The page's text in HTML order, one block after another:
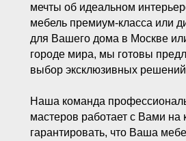
мечты об идеальном
мебель премиум-класса или
для Вашего дома в Москве
городе мира, мы готовы
выбор эксклюзивных
Наша команда
мастеров работает с Вами на
гарантировать, что Ваша